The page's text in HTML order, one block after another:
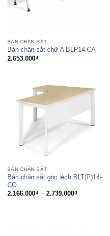
BÀN CHÂN SẮT
Bàn chân sắt chữ A BLP14-CA
2.653.000₫
BÀN CHÂN SẮT
Bàn chân sắt góc lệch BLT(P)14-
CO
2.166.000₫ – 2.739.000₫Khoảng